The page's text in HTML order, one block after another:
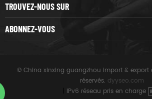
TROUVEZ-NOUS SUR
ABONNEZ-VOUS
© China xinxing guangzhou import & export
réservés. dyyseo.com
IPv6 réseau pris en charge